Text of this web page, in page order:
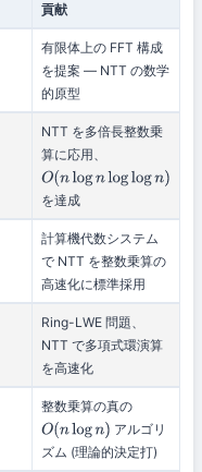
貢献
有限体上の FFT 構成
を提案 — NTT の数学
的原型
NTT を多倍長整数乗
算に応用、
O(nlognloglogn)
を達成
計算機代数システム
で NTT を整数乗算の
高速化に標準採用
Ring-LWE 問題、
NTT で多項式環演算
を高速化
整数乗算の真の
O(nlogn)
アルゴリ
ズム (理論的決定打)